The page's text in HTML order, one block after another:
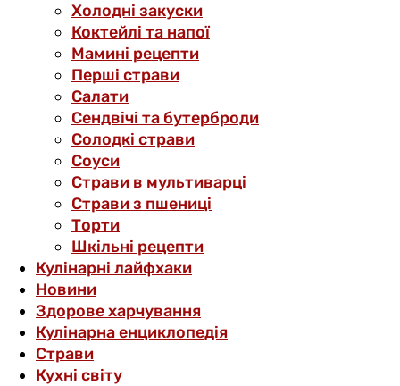
Холодні закуски
Коктейлі та напої
Мамині рецепти
Перші страви
Салати
Сендвічі та бутерброди
Солодкі страви
Соуси
Страви в мультиварці
Страви з пшениці
Торти
Шкільні рецепти
Кулінарні лайфхаки
Новини
Здорове харчування
Кулінарна енциклопедія
Страви
Кухні світу